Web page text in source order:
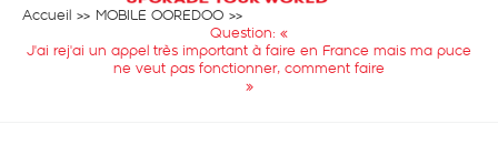
Accueil
MOBILE OOREDOO
Question: «
J'ai rej'ai un appel très important à faire en France mais ma puce
ne veut pas fonctionner, comment faire
»